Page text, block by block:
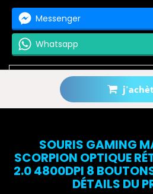
Messenger
Whatsapp
Prévenez-moi lorsque le
SOURIS GAMING
SCORPION OPTIQUE
2.0 4800DPI 8
DÉTAILS DU